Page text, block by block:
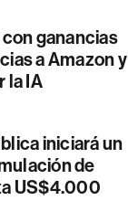
ganancias
a Amazon y
la IA
iniciará un
de
US$4.000